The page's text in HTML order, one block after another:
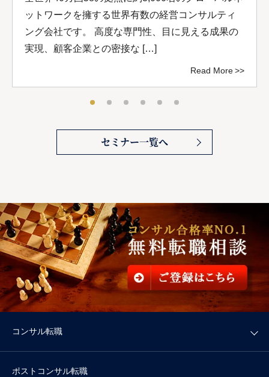
ットワークを擁する世界有数の経営コンサルティ
ング会社です。 高度な専門性、目に見える成果の
実現、顧客企業との密接な […]
Read More
セミナー一覧へ
コンサル転職
ポストコンサル転職